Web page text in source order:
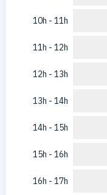
10h - 11h
11h - 12h
12h - 13h
13h - 14h
14h - 15h
15h - 16h
16h - 17h